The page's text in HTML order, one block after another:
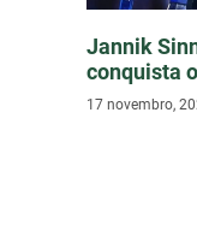
Jannik
conquista
17 novembro,